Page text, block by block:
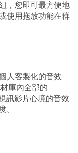
，您即可最方便地
使用拖放功能在群
人客製化的音效
庫內全部的
訊影片心境的音效
。